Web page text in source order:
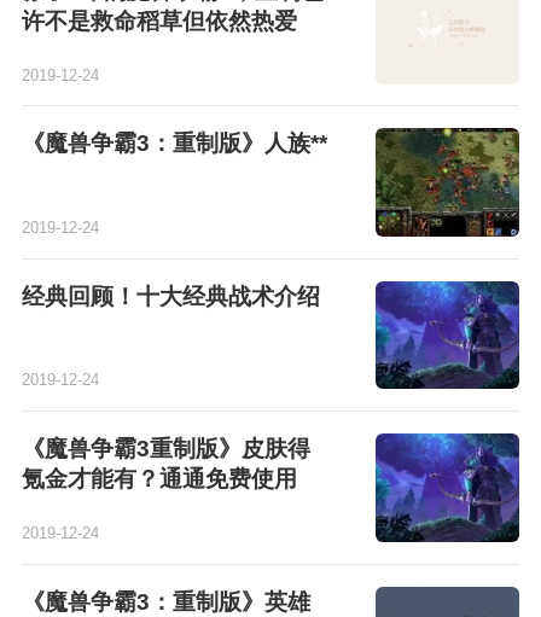
许不是救命稻草但依然热爱
2019-12-24
《魔兽争霸3：重制版》人族**
2019-12-24
经典回顾！十大经典战术介绍
2019-12-24
《魔兽争霸3重制版》皮肤得
氪金才能有？通通免费使用
2019-12-24
《魔兽争霸3：重制版》英雄